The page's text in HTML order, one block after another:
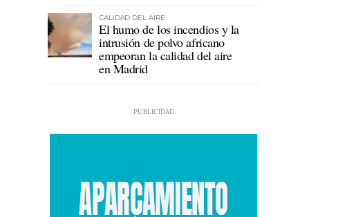
CALIDAD DEL AIRE
El humo de los incendios y la
intrusión de polvo africano
empeoran la calidad del aire
en Madrid